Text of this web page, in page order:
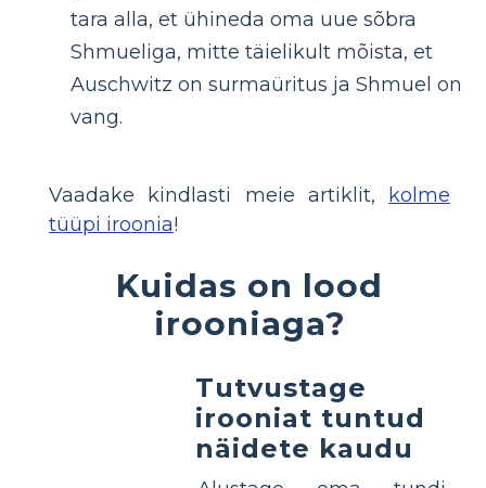
tara alla, et ühineda oma uue sõbra
Shmueliga, mitte täielikult mõista, et
Auschwitz on surmaüritus ja Shmuel on
vang.
Vaadake kindlasti meie artiklit,
kolme
tüüpi iroonia!
Kuidas on lood
irooniaga?
Tutvustage
irooniat tuntud
näidete kaudu